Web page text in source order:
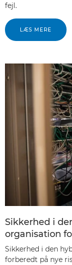
fejl.
LÆS MERE
Sikkerhed i
organisation
Sikkerhed i den
forberedt på nye